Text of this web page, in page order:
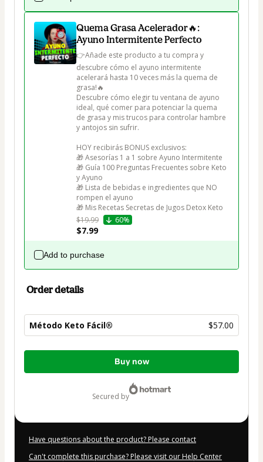
Quema Grasa Acelerador🔥:
Ayuno Intermitente Perfecto
👉Añade este producto a tu compra y
descubre cómo el ayuno intermitente
acelerará hasta 10 veces más la quema de
grasa!🔥
Descubre cómo elegir tu ventana de ayuno
ideal, qué comer para potenciar la quema
de grasa y mis trucos para controlar hambre
y antojos sin sufrir.
HOY recibirás BONUS exclusivos:
🎁 Asesorías 1 a 1 sobre Ayuno Intermitente
🎁 Guía 100 Preguntas Frecuentes sobre Keto
y Ayuno
🎁 Lista de bebidas e ingredientes que NO
rompen el ayuno
🎁 Mis Recetas Secretas de Jugos Detox Keto
$19.99
60%
$7.99
Add to purchase
Order details
Método Keto Fácil® $57.00
Total
Buy now
secured by
Have questions about the product? Please contact
Can't complete this purchase? Please visit our Help Center